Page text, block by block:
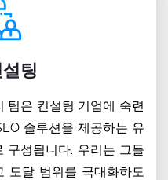
팅
팀은 컨설팅 기업에 숙련
솔루션을 제공하는 유
구성됩니다. 우리는 그들
도달 범위를 극대화하도